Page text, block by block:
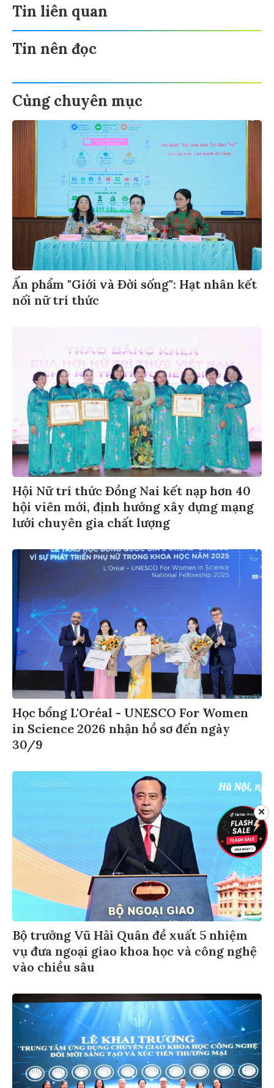
Tin liên quan
Tin nên đọc
Cùng chuyên mục
Ấn phẩm "Giới và Đời sống": Hạt nhân kết
nối nữ trí thức
Hội Nữ trí thức Đồng Nai kết nạp hơn 40
hội viên mới, định hướng xây dựng mạng
lưới chuyên gia chất lượng
Học bổng L'Oréal - UNESCO For Women
in Science 2026 nhận hồ sơ đến ngày
30/9
Bộ trưởng Vũ Hải Quân đề xuất 5 nhiệm
vụ đưa ngoại giao khoa học và công nghệ
vào chiều sâu
✕